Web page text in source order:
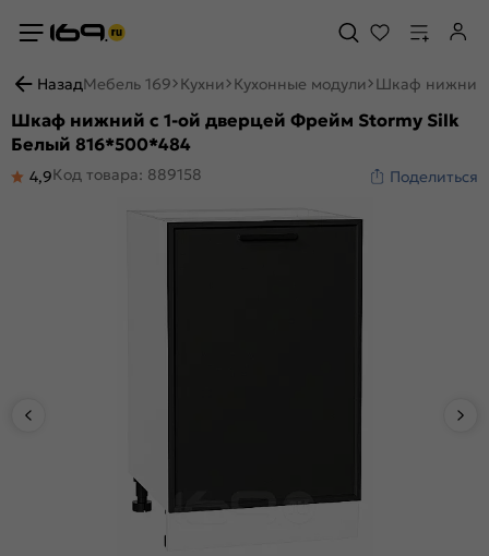
НазадМебель 169 Кухни Кухонные модули Шкаф нижний
Шкаф нижний с 1-ой дверцей Фрейм Stormy Silk
Белый 816*500*484
4,9Код товара: 889158 Поделиться